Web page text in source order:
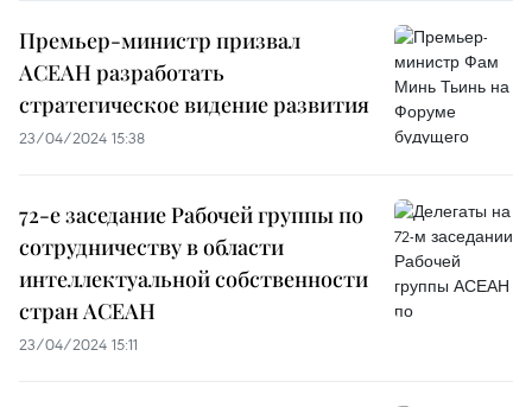
Премьер-министр призвал
АСЕАН разработать
стратегическое видение развития
23/04/2024 15:38
72-е заседание Рабочей группы по
сотрудничеству в области
интеллектуальной собственности
стран АСЕАН
23/04/2024 15:11